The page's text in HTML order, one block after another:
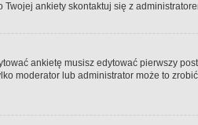
ankiety skontaktuj się z
ankietę musisz edytować pierwszy
moderator lub administrator może to